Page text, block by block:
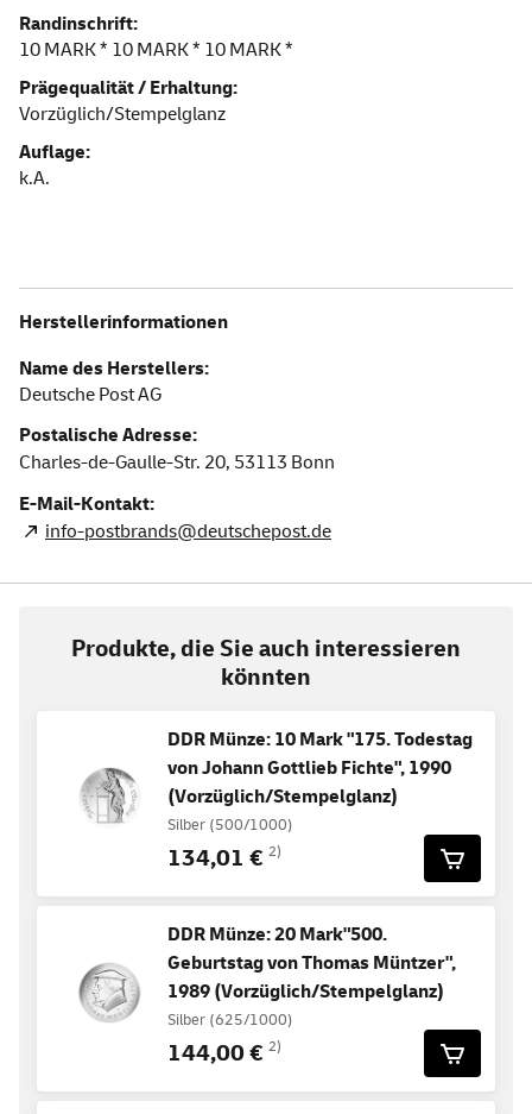
Randinschrift:
10 MARK * 10 MARK * 10 MARK *
Prägequalität / Erhaltung:
Vorzüglich/Stempelglanz
Auflage:
k.A.
Herstellerinformationen
Name des Herstellers:
Deutsche Post AG
Postalische Adresse:
Charles-de-Gaulle-Str. 20, 53113 Bonn
E-Mail-Kontakt:
info-postbrands@deutschepost.de
Produkte, die Sie auch interessieren
könnten
DDR Münze: 10 Mark "175. Todestag
von Johann Gottlieb Fichte", 1990
(Vorzüglich/Stempelglanz)
Silber (500/1000)
134,01 € 2)
DDR Münze: 20 Mark"500.
Geburtstag von Thomas Müntzer",
1989 (Vorzüglich/Stempelglanz)
Silber (625/1000)
144,00 € 2)